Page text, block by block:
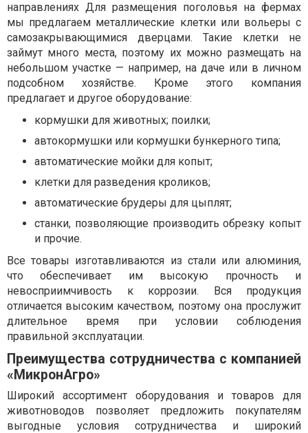
направлениях Для размещения поголовья на фермах
мы предлагаем металлические клетки или вольеры с
самозакрывающимися дверцами. Такие клетки не
займут много места, поэтому их можно размещать на
небольшом участке — например, на даче или в личном
подсобном хозяйстве. Кроме этого компания
предлагает и другое оборудование:
кормушки для животных; поилки;
автокормушки или кормушки бункерного типа;
автоматические мойки для копыт;
клетки для разведения кроликов;
автоматические брудеры для цыплят;
станки, позволяющие производить обрезку копыт
и прочие.
Все товары изготавливаются из стали или алюминия,
что обеспечивает им высокую прочность и
невосприимчивость к коррозии. Вся продукция
отличается высоким качеством, поэтому она прослужит
длительное время при условии соблюдения
правильной эксплуатации.
Преимущества сотрудничества с компанией
«МикронАгро»
Широкий ассортимент оборудования и товаров для
животноводов позволяет предложить покупателям
выгодные условия сотрудничества и широкий